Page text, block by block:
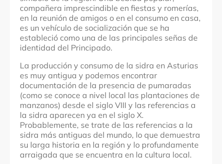
compañera imprescindible en fiestas y romerías,
en la reunión de amigos o en el consumo en casa,
es un vehículo de socialización que se ha
estableció como una de las principales señas de
identidad del Principado.
La producción y consumo de la sidra en Asturias
es muy antigua y podemos encontrar
documentación de la presencia de pumaradas
(como se conoce a nivel local las plantaciones de
manzanos) desde el siglo VIII y las referencias a
la sidra aparecen ya en el siglo X.
Probablemente, se trate de las referencias a la
sidra más antiguas del mundo, lo que demuestra
su larga historia en la región y lo profundamente
arraigada que se encuentra en la cultura local.